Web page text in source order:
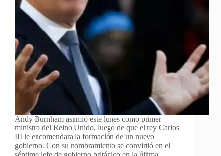
Andy Burnham asumió este lunes como primer
ministro del Reino Unido, luego de que el rey Carlos
III le encomendara la formación de un nuevo
gobierno. Con su nombramiento se convirtió en el
séptimo jefe de gobierno británico en la última